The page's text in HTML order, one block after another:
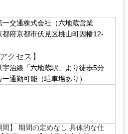
一交通株式会社（六地蔵営業
都府京都市伏見区桃山町因幡12-
クセス】
宇治線「六地蔵駅」より徒歩5分
ー通勤可能（駐車場あり）
間】 期間の定めなし 具体的な仕